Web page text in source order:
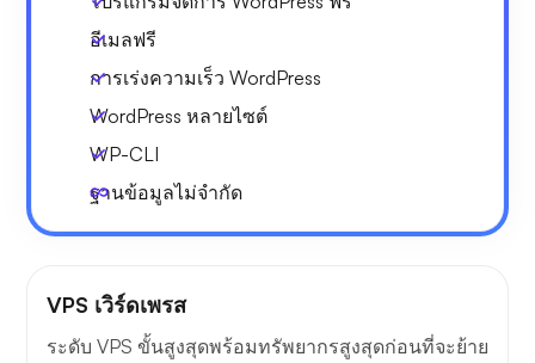
อีเมลฟรี
การเร่งความเร็ว WordPress
WordPress หลายไซต์
WP-CLI
ฐานข้อมูลไม่จำกัด
VPS เวิร์ดเพรส
ระดับ VPS ขั้นสูงสุดพร้อมทรัพยากรสูงสุดก่อนที่จะย้าย